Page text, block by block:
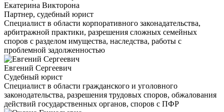
Екатерина Викторона
Партнер, судебный юрист
Специалист в области корпоративного законадательства,
арбитражной практики, разрешения сложных семейных
споров с разделом имущества, наследства, работы с
проблемной задолженностью
Евгений Сергеевич
Судебный юрист
Специалист в области гражданского и уголовного
законодательства, разрешения трудовых споров, обжалования
действий государственных органов, споров с ПФР